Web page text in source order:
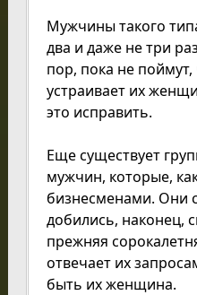
Мужчины такого
два и даже не три
пор, пока не
устраивает их
это исправить.
Еще существует
мужчин, которые,
бизнесменами. Они
добились, наконец,
прежняя
отвечает их
быть их женщина.